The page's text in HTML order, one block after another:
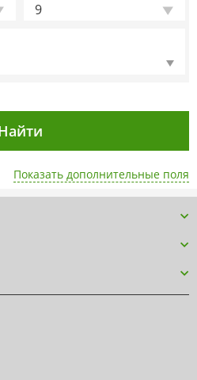
9
Показать дополнительные поля